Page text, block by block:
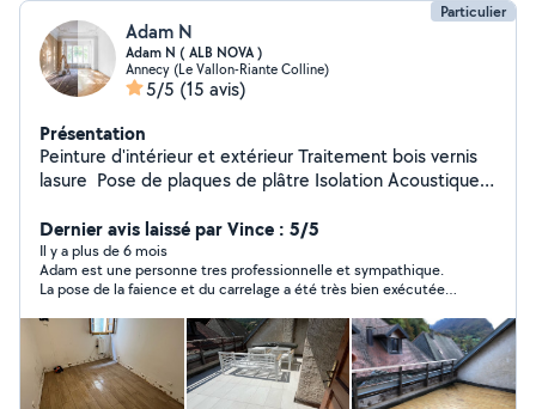
Particulier
Adam N
Adam N ( ALB NOVA )
Annecy (Le Vallon-Riante Colline)
5/5 (15 avis)
Présentation
Peinture d'intérieur et extérieur Traitement bois vernis
lasure Pose de plaques de plâtre Isolation Acoustique,
Remplacement de carreaux/carrelages Rénovation de
salles de bains Pose de sol stratifié Ragréage Pose de
bloc porte dans les cloison en placo Démolition Int/Ext
Nettoyage fin de chantier Etc Etc Je suis disponible
dans Department Haute-Savoie 74000 Lundi au
Vendredi 08-17h en dehors de département de Haute-
Savoie, il faudra me contacter N'hésitez pas à me
contacter Merci Cordialement Mr Adam N
Dernier avis laissé par Vince : 5/5
Il y a plus de 6 mois
Adam est une personne tres professionnelle et sympathique.
La pose de la faience et du carrelage a été très bien exécutée.
N'hésitez pas à faire appel à Adam pour vos travaux.